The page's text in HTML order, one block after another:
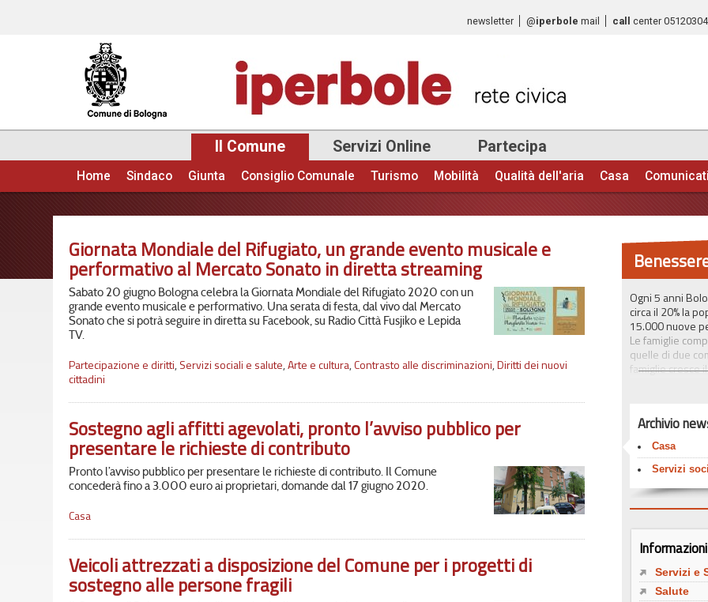
contenuto
newsletter @iperbole mail call center
Il Comune Servizi Online Partecipa
Menu principale
Home Sindaco Giunta Consiglio Comunale Turismo Mobilità Qualità dell'aria Casa Comunicati
Giornata Mondiale del Rifugiato, un grande evento musicale e
performativo al Mercato Sonato in diretta streaming
Sabato 20 giugno Bologna celebra la Giornata Mondiale del Rifugiato 2020 con un
grande evento musicale e performativo. Una serata di festa, dal vivo dal Mercato
Sonato che si potrà seguire in diretta su Facebook, su Radio Città Fusjiko e Lepida
TV.
Partecipazione e diritti,Servizi sociali e salute,Arte e cultura,Contrasto alle discriminazioni,Diritti dei nuovi
cittadini
Sostegno agli affitti agevolati, pronto l’avviso pubblico per
presentare le richieste di contributo
Pronto l’avviso pubblico per presentare le richieste di contributo. Il Comune
concederà fino a 3.000 euro ai proprietari, domande dal 17 giugno 2020.
Casa
Veicoli attrezzati a disposizione del Comune per i progetti di
sostegno alle persone fragili
Ogni 5 anni
circa il 20% la
15.000 nuove
Le famiglie
quelle di due
famiglie cresce
diminuiscono i
i trent’anni
dei servizi
Prima di tutto
(nonostante i
tempo.
In questa
benessere e
Casa, sanità,
sui quali si
Archivio
Casa
Servizi
Servizi e
Salute